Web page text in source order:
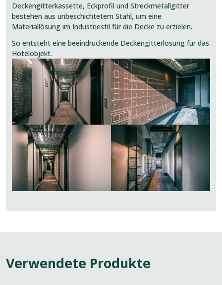
Deckengitterkassette, Eckprofil und Streckmetallgitter
bestehen aus unbeschichtetem Stahl, um eine
Materiallösung im Industriestil für die Decke zu erzielen.
So entsteht eine beeindruckende Deckengitterlösung für das
Hotelobjekt.
Verwendete Produkte